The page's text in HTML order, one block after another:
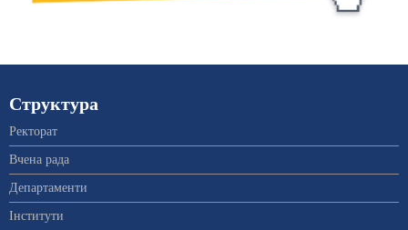
Структура
Ректорат
Вчена рада
Департаменти
Інститути